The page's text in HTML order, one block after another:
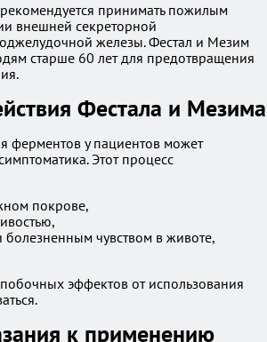
принимать пожилым
внешней секреторной
железы. Фестал и Мезим
старше 60 лет для предотвращения
Фестала и Мезима
ферментов у пациентов может
Этот процесс
покрове,
чувством в животе,
эффектов от использования
к применению